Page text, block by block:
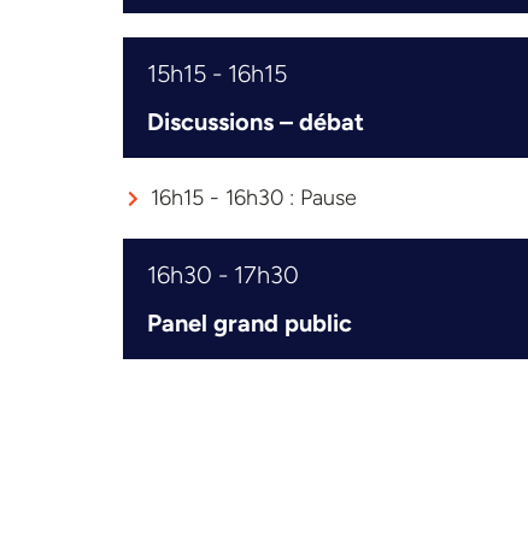
15h15 - 16h15
Discussions – débat
16h15 - 16h30 : Pause
16h30 - 17h30
Panel grand public